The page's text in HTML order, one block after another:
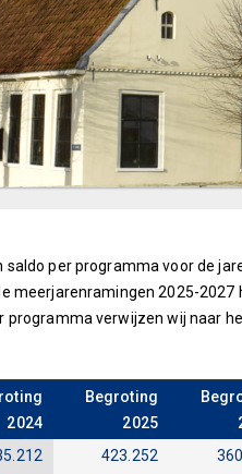
per programma voor de
meerjarenramingen 2025-
verwijzen wij naar
2024
Begroting
2025
423.252